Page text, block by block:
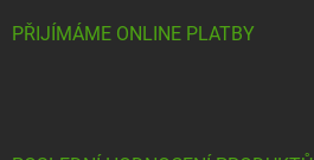
PŘIJÍMÁME ONLINE PLATBY